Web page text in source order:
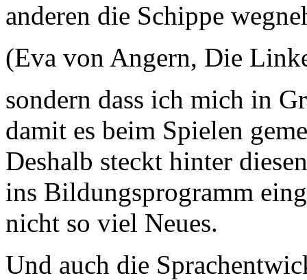
anderen die Schippe
(Eva von Angern, Die
sondern dass ich mich in
damit es beim Spielen
Deshalb steckt hinter
ins Bildungsprogramm
nicht so viel Neues.
Und auch die